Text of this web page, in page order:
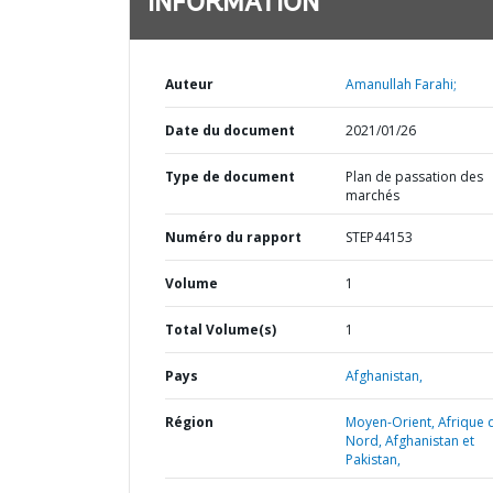
Auteur Amanullah Farahi;
Date du document 2021/01/26
Type de document
Plan de passation des
marchés
Numéro du rapport STEP44153
Volume 1
Total Volume(s) 1
Pays Afghanistan,
Région
Moyen-Orient, Afrique
Nord, Afghanistan et
Pakistan,